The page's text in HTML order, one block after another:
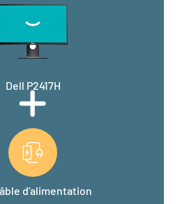
Dell P2417H
d'alimentation